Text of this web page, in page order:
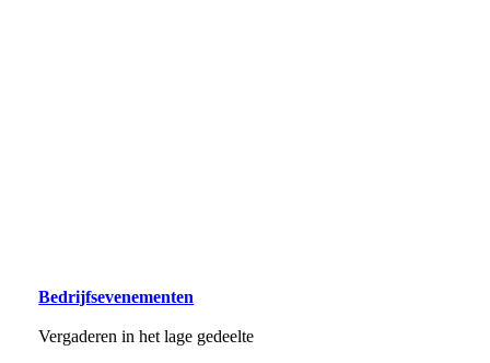
Bedrijfsevenementen
Vergaderen in het lage gedeelte